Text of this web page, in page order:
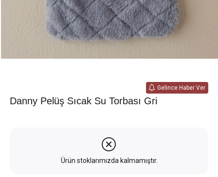
Gelince Haber Ver
Danny Pelüş Sıcak Su Torbası Gri
Ürün stoklarımızda kalmamıştır.